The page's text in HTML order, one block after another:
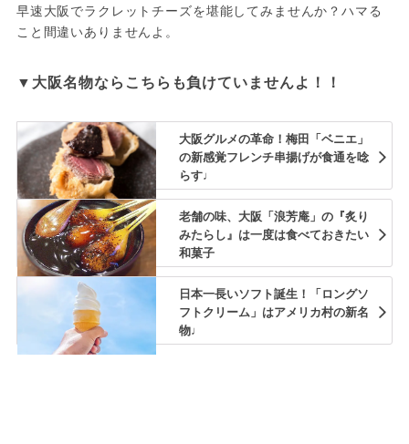
早速大阪でラクレットチーズを堪能してみませんか？ハマる
こと間違いありませんよ。
▼大阪名物ならこちらも負けていませんよ！！
大阪グルメの革命！梅田「ベニエ」
の新感覚フレンチ串揚げが食通を唸
らす♩
老舗の味、大阪「浪芳庵」の『炙り
みたらし』は一度は食べておきたい
和菓子
日本一長いソフト誕生！「ロングソ
フトクリーム」はアメリカ村の新名
物♩